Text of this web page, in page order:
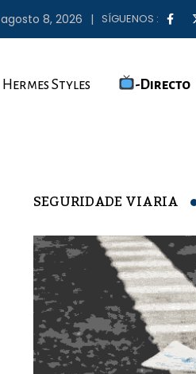
agosto 8, 2026 SÍGUENOS :
Hermes Styles -Directo
SEGURIDADE VIARIA